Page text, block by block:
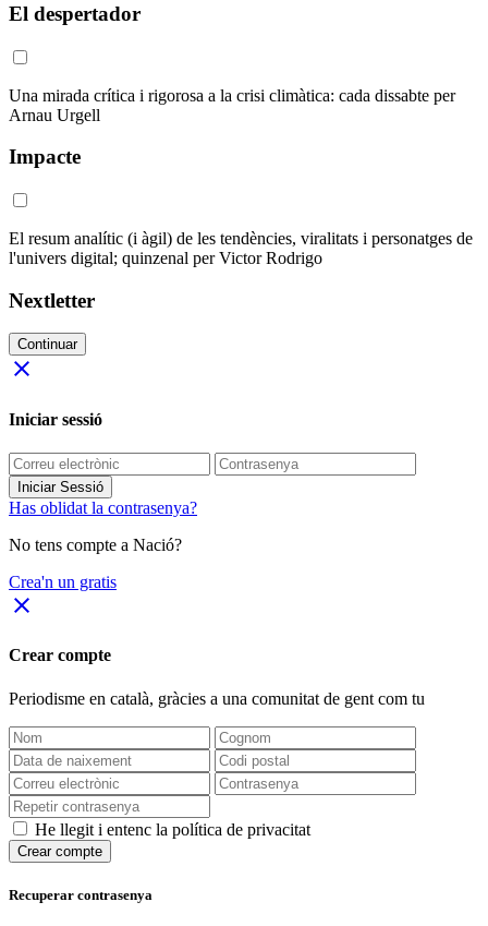
El despertador
Una mirada crítica i rigorosa a la crisi climàtica: cada dissabte per
Arnau Urgell
Impacte
El resum analític (i àgil) de les tendències, viralitats i personatges de
l'univers digital; quinzenal per Victor Rodrigo
Nextletter
Continuar
close
Iniciar sessió
Iniciar Sessió
Has oblidat la contrasenya?
No tens compte a Nació?
Crea'n un gratis
close
Crear compte
Periodisme en català, gràcies a una comunitat de gent com tu
He llegit i entenc la política de privacitat
Crear compte
Recuperar contrasenya